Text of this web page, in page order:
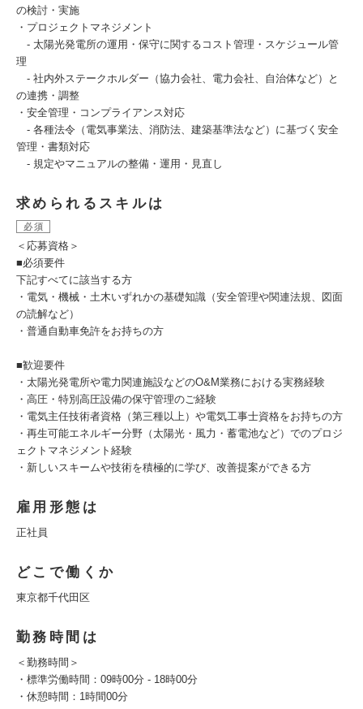
の検討・実施
・プロジェクトマネジメント
- 太陽光発電所の運用・保守に関するコスト管理・スケジュール管
理
- 社内外ステークホルダー（協力会社、電力会社、自治体など）と
の連携・調整
・安全管理・コンプライアンス対応
- 各種法令（電気事業法、消防法、建築基準法など）に基づく安全
管理・書類対応
- 規定やマニュアルの整備・運用・見直し
求められるスキルは
必須
＜応募資格＞
■必須要件
下記すべてに該当する方
・電気・機械・土木いずれかの基礎知識（安全管理や関連法規、図面
の読解など）
・普通自動車免許をお持ちの方
■歓迎要件
・太陽光発電所や電力関連施設などのO&M業務における実務経験
・高圧・特別高圧設備の保守管理のご経験
・電気主任技術者資格（第三種以上）や電気工事士資格をお持ちの方
・再生可能エネルギー分野（太陽光・風力・蓄電池など）でのプロジ
ェクトマネジメント経験
・新しいスキームや技術を積極的に学び、改善提案ができる方
雇用形態は
正社員
どこで働くか
東京都千代田区
勤務時間は
＜勤務時間＞
・標準労働時間：09時00分 - 18時00分
・休憩時間：1時間00分